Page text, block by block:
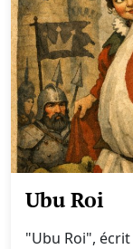
Ubu Roi
"Ubu Roi",